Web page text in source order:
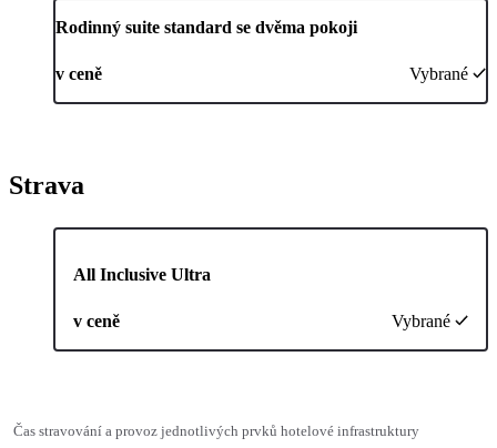
Rodinný suite standard se dvěma pokoji
v ceně Vybrané
Strava
All Inclusive Ultra
v ceně Vybrané
Čas stravování a provoz jednotlivých prvků hotelové infrastruktury